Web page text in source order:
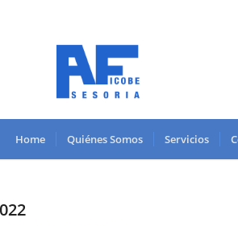
Home Quiénes Somos Servicios